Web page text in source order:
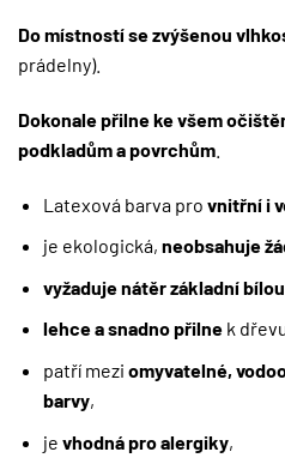
Do místností se zvýšenou
prádelny).
Dokonale přilne ke všem
podkladům a povrchům
Latexová barva pro vnitřní i
je ekologická, neobsahuje
vyžaduje nátěrzákladní
lehce a snadno přilnek
patří mezi omyvatelné,
barvy,
je vhodná pro alergiky,